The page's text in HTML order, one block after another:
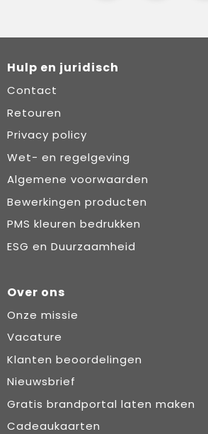
Hulp en juridisch
Contact
Retouren
Privacy policy
Wet- en regelgeving
Algemene voorwaarden
Bewerkingen producten
PMS kleuren bedrukken
ESG en Duurzaamheid
Over ons
Onze missie
Vacature
Klanten beoordelingen
Nieuwsbrief
Gratis brandportal laten maken
Cadeaukaarten